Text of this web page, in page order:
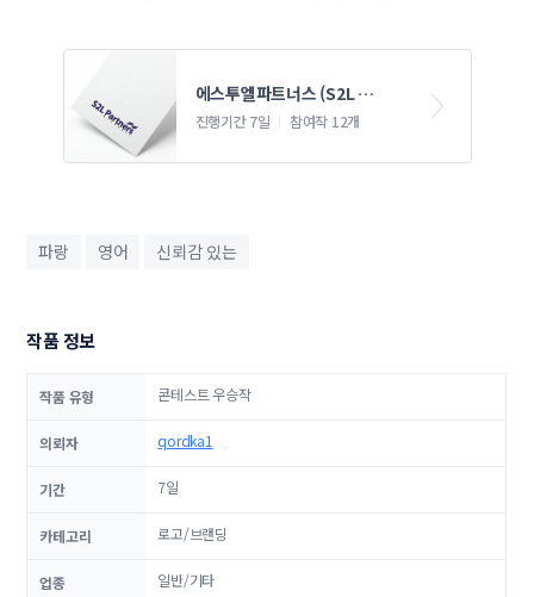
에스투엘파트너스 (S2L
Partners) 로고 디자인 의뢰
진행기간 7일 참여작 12개
파랑 영어 신뢰감 있는
작품 정보
작품 유형 콘테스트 우승작
의뢰자 qordka1
기간 7일
카테고리 로고/브랜딩
업종 일반/기타